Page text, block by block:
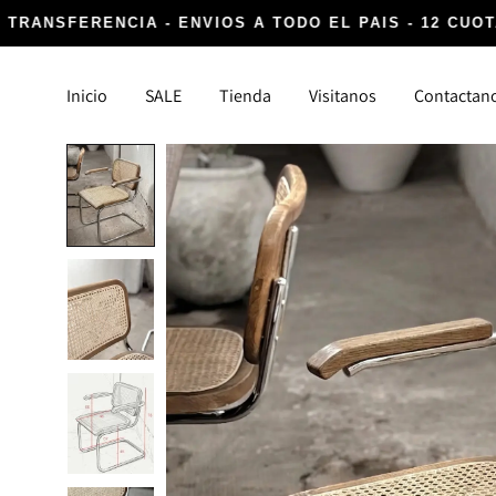
Inicio SALE Tienda
DECORACIÓN
Canastos y Fibras
Cocina, Lavanderia y Baño
Detalles infaltables
Iluminación
Vasijas y Floreros
TEXTIL
Para la
Visitanos
- ENVIOS A TODO EL PAIS - 12